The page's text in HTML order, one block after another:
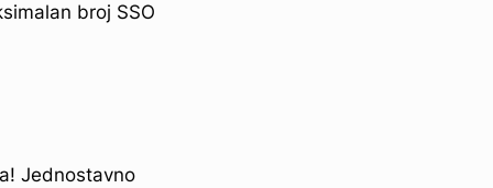
broj SSO
Jednostavno